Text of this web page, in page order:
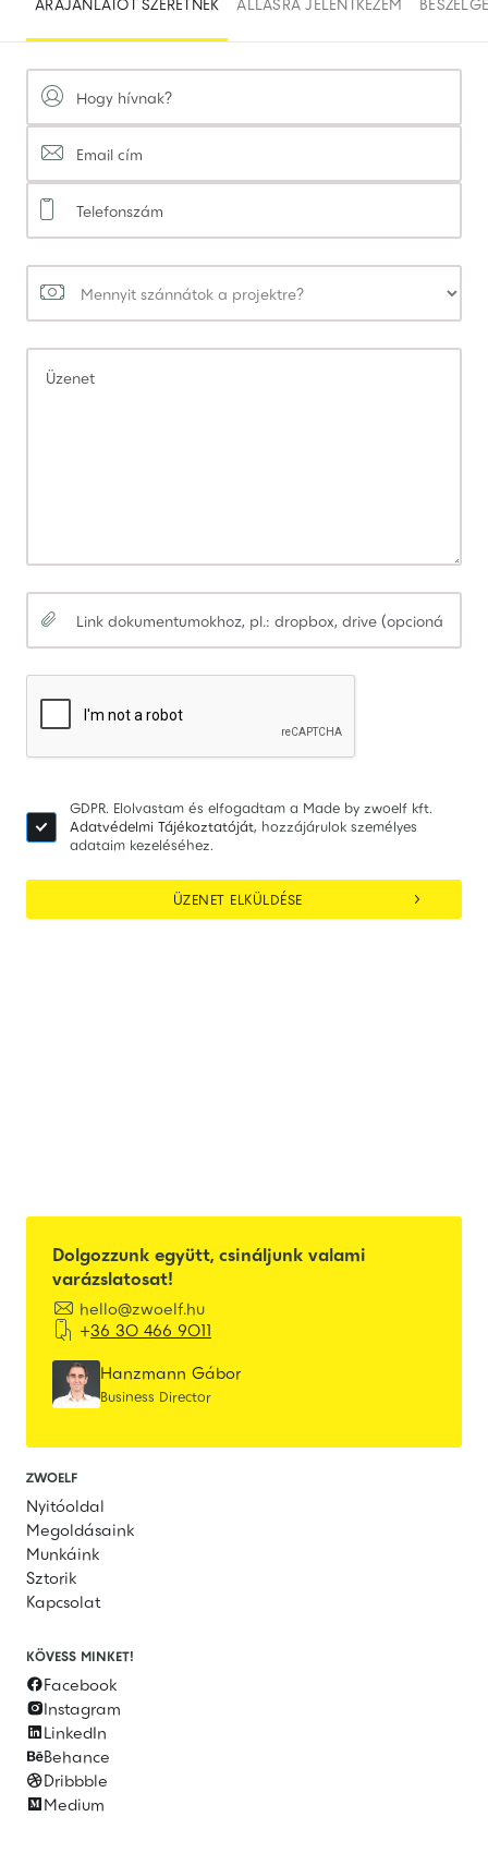
ÁRAJÁNLATOT SZERETNÉK ÁLLÁSRA JELENTKEZEM
GDPR. Elolvastam és elfogadtam a Made by zwoelf kft.
Adatvédelmi Tájékoztatóját, hozzájárulok személyes
adataim kezeléséhez.
Dolgozzunk együtt, csináljunk valami
varázslatosat!
 hello@zwoelf.hu
 +36 30 466 9011
Hanzmann Gábor
Business Director
ZWOELF
Nyitóoldal
Megoldásaink
Munkáink
Sztorik
Kapcsolat
KÖVESS MINKET!
Facebook
Instagram
LinkedIn
Behance
Dribbble
Medium